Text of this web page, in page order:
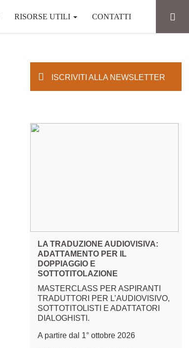
RISORSE UTILI CONTATTI
ISCRIVITI ALLA NEWSLETTER
LA TRADUZIONE AUDIOVISIVA:
ADATTAMENTO PER IL
DOPPIAGGIO E
SOTTOTITOLAZIONE
MASTERCLASS PER ASPIRANTI
TRADUTTORI PER L’AUDIOVISIVO,
SOTTOTITOLISTI E ADATTATORI
DIALOGHISTI.
A partire dal 1° ottobre 2026